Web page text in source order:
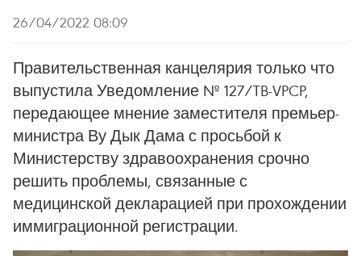
26/04/2022 08:09
Правительственная канцелярия только что
выпустила Уведомление № 127/TB-VPCP,
передающее мнение заместителя премьер-
министра Ву Дык Дама с просьбой к
Министерству здравоохранения срочно
решить проблемы, связанные с
медицинской декларацией при прохождении
иммиграционной регистрации.